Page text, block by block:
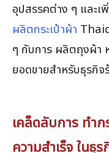
อุปสรรคต่าง ๆ และเ
ผลิตกระเป๋าผ้า
ๆ กับการ ผลิตถุงผ้า
ยอดขายสำหรับธุรกิ
เคล็ดลับการ ทำก
ความสำเร็จ ในธุ